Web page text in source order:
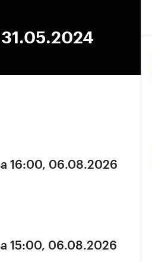
31.05.2024
16:00, 06.08.2026
15:00, 06.08.2026